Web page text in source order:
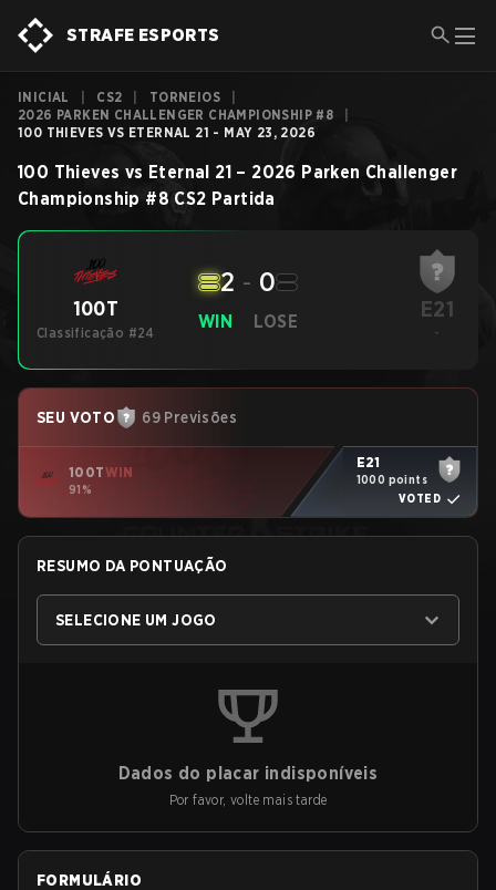
STRAFE ESPORTS
INICIAL CS2 TORNEIOS
2026 PARKEN CHALLENGER CHAMPIONSHIP #8
100 THIEVES VS ETERNAL 21 - MAY 23, 2026
100 Thieves vs Eternal 21 – 2026 Parken Challenger
Championship #8 CS2 Partida
100T
Classificação #24
WIN
2 - 0
LOSE E21
-
SEU VOTO 69 Previsões
100TWIN
91%
E21
1000 points
VOTED
RESUMO DA PONTUAÇÃO
SELECIONE UM JOGO
Dados do placar indisponíveis
Por favor, volte mais tarde
FORMULÁRIO